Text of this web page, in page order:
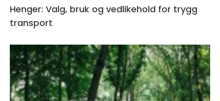
Henger: Valg, bruk og vedlikehold for trygg
transport